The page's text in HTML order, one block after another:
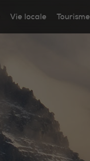
Vie locale Tourisme